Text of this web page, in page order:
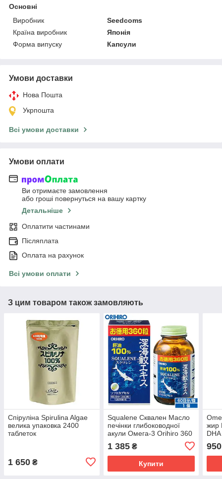
Основні
Виробник
Seedcoms
Країна виробник
Японія
Форма випуску
Капсули
Умови доставки
Нова Пошта
Укрпошта
Всі умови доставки
Умови оплати
Ви отримаєте замовлення
або гроші повернуться на вашу картку
Детальніше
Оплатити частинами
Післяплата
Оплата на рахунок
Всі умови оплати
З цим товаром також замовляють
Спіруліна Spirulina Algae
велика упаковка 2400
таблеток
1 650 ₴
Squalene Сквален Масло
печінки глибоководної
акули Омега-3 Orihiro 360
1 385₴
Купити
жир
950